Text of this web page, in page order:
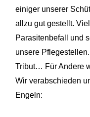
einiger unserer
allzu gut gestellt.
Parasitenbefall und
unsere
Tribut… Für Andere
Wir verabschieden
Engeln: